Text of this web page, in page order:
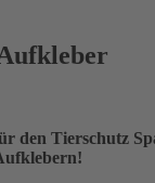
den Tierschutz